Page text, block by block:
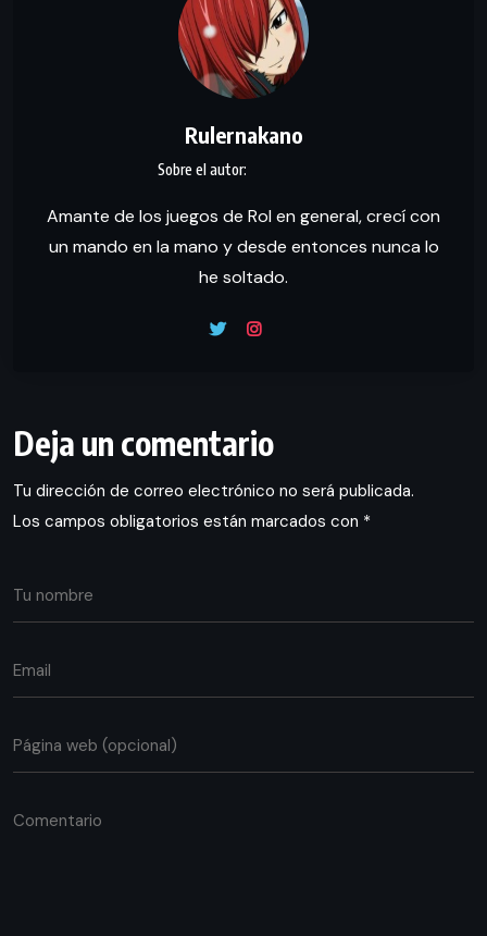
Rulernakano
Amante de los juegos de Rol en general, crecí con
un mando en la mano y desde entonces nunca lo
he soltado.
Deja un comentario
Tu dirección de correo electrónico no será publicada.
Los campos obligatorios están marcados con *